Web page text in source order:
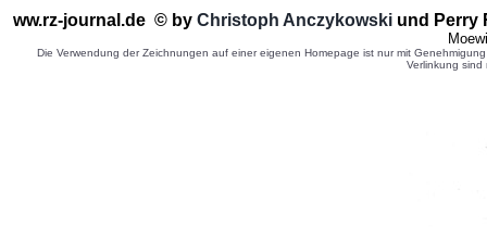
ww.rz-journal.de © by Christoph Anczykowski und Perry
Die Verwendung der Zeichnungen auf einer eigenen Homepage ist nur mit
Verlinkung sind